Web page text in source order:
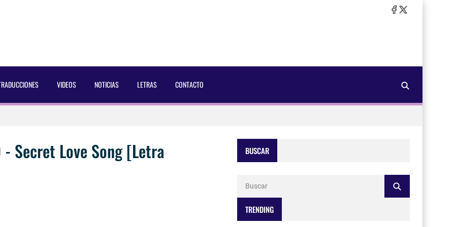
VIDEOS NOTICIAS LETRAS CONTACTO
Magazine [2025]
[2025]
Soria a Mister R&B España 2026
- Secret Love Song [Letra
BUSCAR
TRENDING